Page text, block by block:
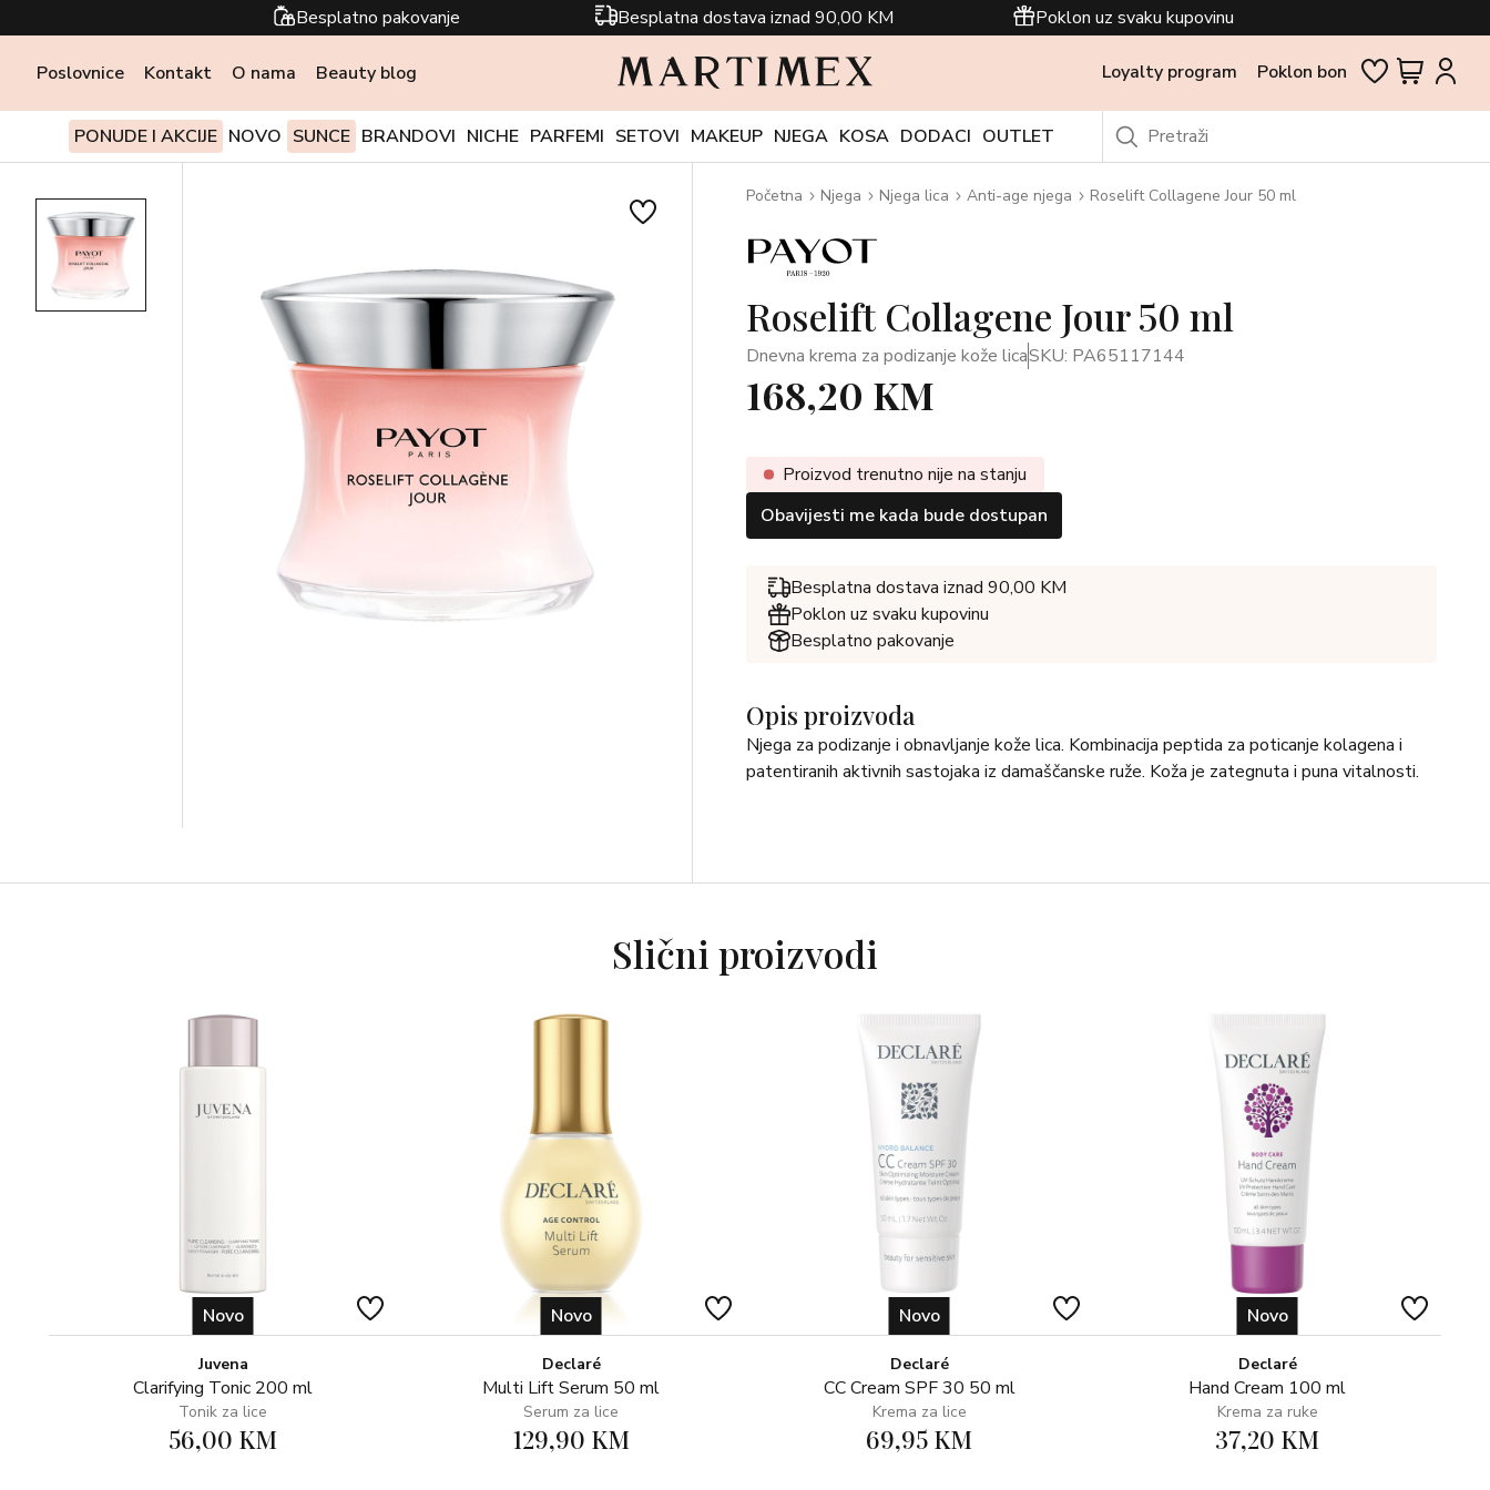
Besplatno pakovanje Besplatna dostava iznad 90,00 KM Poklon uz svaku kupovinu
Poslovnice Kontakt O nama Beauty blog Loyalty program Poklon bon
PONUDE I AKCIJE NOVO SUNCE BRANDOVI NICHE PARFEMI SETOVI MAKEUP NJEGA KOSA DODACI OUTLET
Početna Njega Njega lica Anti-age njega Roselift Collagene Jour 50 ml
Roselift Collagene Jour 50 ml
Dnevna krema za podizanje kože licaSKU: PA65117144
168,20 KM
Proizvod trenutno nije na stanju
Obavijesti me kada bude dostupan
Besplatna dostava iznad 90,00 KM
Poklon uz svaku kupovinu
Besplatno pakovanje
Opis proizvoda
Njega za podizanje i obnavljanje kože lica. Kombinacija peptida za poticanje kolagena i
patentiranih aktivnih sastojaka iz damaščanske ruže. Koža je zategnuta i puna vitalnosti.
Slični proizvodi
Novo
Juvena
Clarifying Tonic 200 ml
Tonik za lice
56,00 KM
Novo
Declaré
Multi Lift Serum 50 ml
Serum za lice
129,90 KM
Novo
Declaré
CC Cream SPF 30 50 ml
Krema za lice
69,95 KM
Novo
Declaré
Hand Cream 100 ml
Krema za ruke
37,20 KM